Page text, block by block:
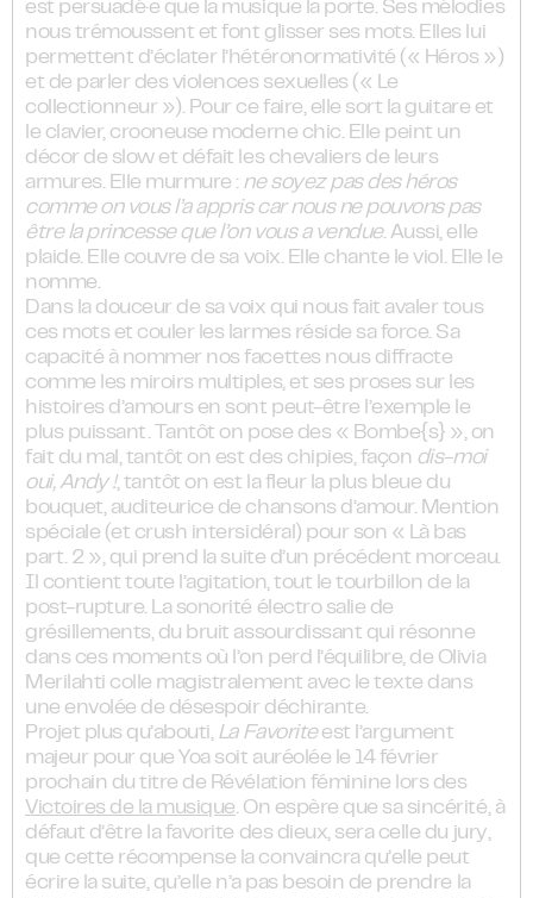
est persuadé·e que la musique la porte. Ses mélodies
nous trémoussent et font glisser ses mots. Elles lui
permettent d’éclater l’hétéronormativité (« Héros »)
et de parler des violences sexuelles (« Le
collectionneur »). Pour ce faire, elle sort la guitare et
le clavier, crooneuse moderne chic. Elle peint un
décor de slow et défait les chevaliers de leurs
armures. Elle murmure : ne soyez pas des héros
comme on vous l’a appris car nous ne pouvons pas
être la princesse que l’on vous a vendue. Aussi, elle
plaide. Elle couvre de sa voix. Elle chante le viol. Elle le
nomme.
Dans la douceur de sa voix qui nous fait avaler tous
ces mots et couler les larmes réside sa force. Sa
capacité à nommer nos facettes nous diffracte
comme les miroirs multiples, et ses proses sur les
histoires d’amours en sont peut-être l’exemple le
plus puissant. Tantôt on pose des « Bombe{s} », on
fait du mal, tantôt on est des chipies, façon dis-moi
oui, Andy !, tantôt on est la fleur la plus bleue du
bouquet, auditeurice de chansons d’amour. Mention
spéciale (et crush intersidéral) pour son « Là bas
part. 2 », qui prend la suite d’un précédent morceau.
Il contient toute l’agitation, tout le tourbillon de la
post-rupture. La sonorité électro salie de
grésillements, du bruit assourdissant qui résonne
dans ces moments où l’on perd l’équilibre, de Olivia
Merilahti colle magistralement avec le texte dans
une envolée de désespoir déchirante.
Projet plus qu’abouti, La Favoriteest l’argument
majeur pour que Yoa soit auréolée le 14 février
prochain du titre de Révélation féminine lors des
Victoires de la musique. On espère que sa sincérité, à
défaut d’être la favorite des dieux, sera celle du jury,
que cette récompense la convaincra qu’elle peut
écrire la suite, qu’elle n’a pas besoin de prendre la